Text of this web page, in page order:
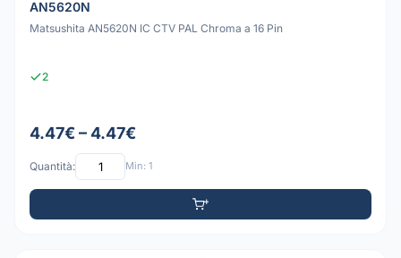
AN5620N
Matsushita AN5620N IC CTV PAL Chroma a 16 Pin
2
4.47€ – 4.47€
Quantità: Min: 1